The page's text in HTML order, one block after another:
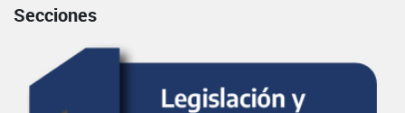
Secciones